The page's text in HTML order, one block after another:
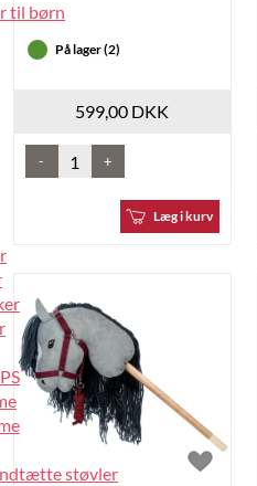
til børn
støvler
På lager (2)
599,00 DKK
- +
Læg i kurv